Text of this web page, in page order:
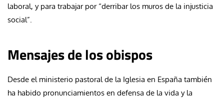
laboral, y para trabajar por “derribar los muros de la injusticia
social”.
Mensajes de los obispos
Desde el ministerio pastoral de la Iglesia en España también
ha habido pronunciamientos en defensa de la vida y la